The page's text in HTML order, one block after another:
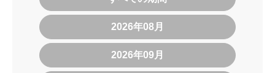
2026年08月
2026年09月